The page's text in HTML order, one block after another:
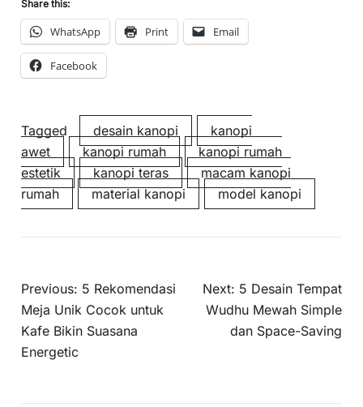
Share this:
WhatsApp Print Email
Facebook
Tagged desain kanopi
kanopi
awet
kanopi rumah
kanopi rumah
estetik
kanopi teras
macam kanopi
rumah
material kanopi model kanopi
Previous: 5 Rekomendasi
Meja Unik Cocok untuk
Kafe Bikin Suasana
Energetic
Next: 5 Desain Tempat
Wudhu Mewah Simple
dan Space-Saving